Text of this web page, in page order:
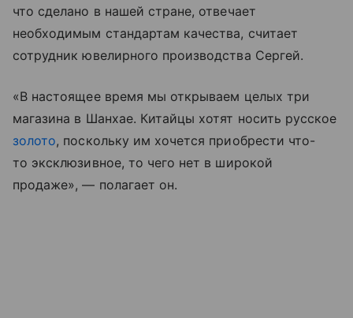
что сделано в нашей стране, отвечает
необходимым стандартам качества, считает
сотрудник ювелирного производства Сергей.
«В настоящее время мы открываем целых три
магазина в Шанхае. Китайцы хотят носить русское
золото, поскольку им хочется приобрести что-
то эксклюзивное, то чего нет в широкой
продаже», — полагает он.